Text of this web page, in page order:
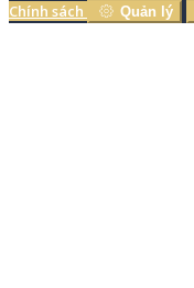
Chính sách Quản lý